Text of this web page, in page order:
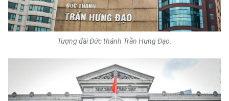
Tượng đài Đức thánh Trần Hưng Đạo.